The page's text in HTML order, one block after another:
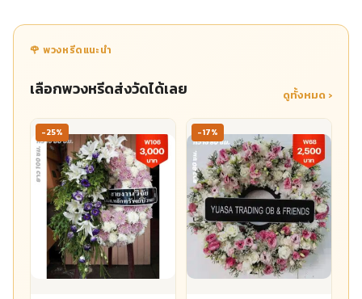
🌹 พวงหรีดแนะนำ
เลือกพวงหรีดส่งวัดได้เลย ดูทั้งหมด ›
-25% -17%